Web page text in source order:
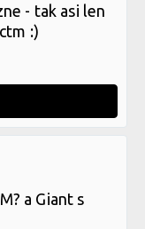
- tak asi len
:)
a Giant s